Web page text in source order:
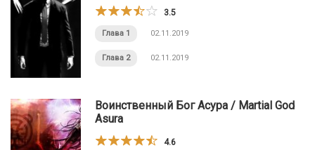
3.5
Глава 1 02.11.2019
Глава 2 02.11.2019
Воинственный Бог Асура / Martial God
Asura
4.6